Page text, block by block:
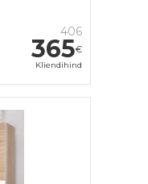
406
365€
Kliendihind